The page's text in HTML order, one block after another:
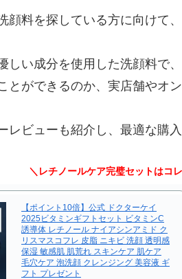
顔料を探している方に向けて
しい成分を使用した洗顔料で
とができるのか、実店舗やオ
レビューも紹介し、最適な購
＼レチノールケア完璧セットはコ
【ポイント10倍】公式 ドクターケイ
2025ビタミンギフトセット ビタミンC
誘導体 レチノール ナイアシンアミド ク
リスマスコフレ 皮脂 ニキビ 洗顔 透明感
保湿 敏感肌 肌荒れ スキンケア 肌ケア
毛穴ケア 泡洗顔 クレンジング 美容液 ギ
フト プレゼント